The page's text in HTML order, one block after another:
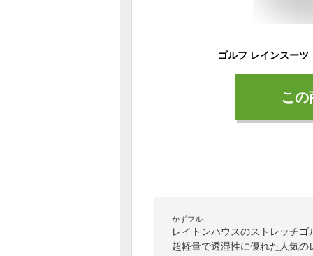
こ
かずフル
レイトンハウスのストレッチ
超軽量で透湿性に優れた人気の